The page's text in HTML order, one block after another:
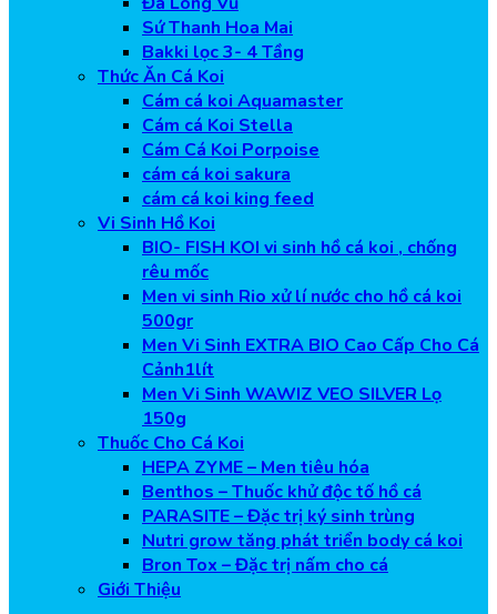
Sứ Thanh Hoa Mai
Bakki lọc 3- 4 Tầng
Thức Ăn Cá Koi
Cám cá koi Aquamaster
Cám cá Koi Stella
Cám Cá Koi Porpoise
cám cá koi sakura
cám cá koi king feed
Vi Sinh Hồ Koi
BIO- FISH KOI vi sinh hồ cá koi , chống
rêu mốc
Men vi sinh Rio xử lí nước cho hồ cá koi
500gr
Men Vi Sinh EXTRA BIO Cao Cấp Cho Cá
Cảnh1lít
Men Vi Sinh WAWIZ VEO SILVER Lọ
150g
Thuốc Cho Cá Koi
HEPA ZYME – Men tiêu hóa
Benthos – Thuốc khử độc tố hồ cá
PARASITE – Đặc trị ký sinh trùng
Nutri grow tăng phát triển body cá koi
Bron Tox – Đặc trị nấm cho cá
Giới Thiệu